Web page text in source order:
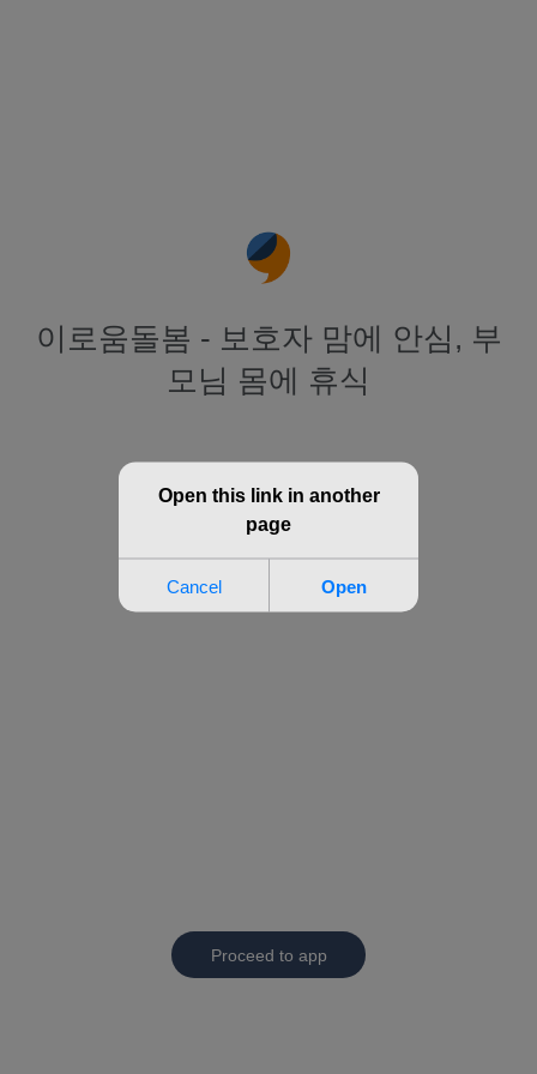
이로움돌봄 - 보호자 맘에 안심, 부
모님 몸에 휴식
Proceed to app